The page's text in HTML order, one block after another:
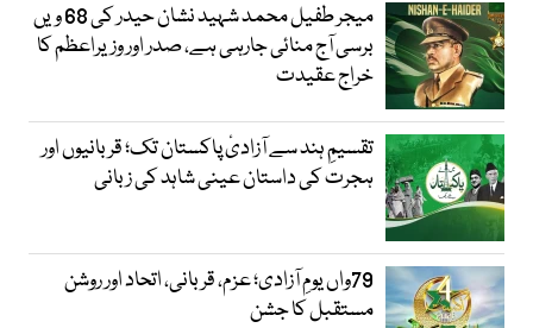
میجر طفیل محمد شہید نشان حیدر کی 68 ویں
برسی آج منائی جارہی ہے، صدر اور وزیراعظم کا
خراج عقیدت
تقسیمِ ہند سے آزادیٔ پاکستان تک؛ قربانیوں اور
ہجرت کی داستان عینی شاہد کی زبانی
79واں یومِ آزادی؛ عزم، قربانی، اتحاد اور روشن
مستقبل کا جشن